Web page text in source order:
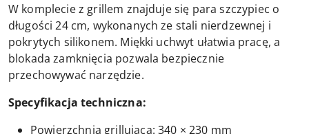
W komplecie z grillem znajduje się para szczypiec o
długości 24 cm, wykonanych ze stali nierdzewnej i
pokrytych silikonem. Miękki uchwyt ułatwia pracę, a
blokada zamknięcia pozwala bezpiecznie
przechowywać narzędzie.
Specyfikacja techniczna:
Powierzchnia grillująca: 340 × 230 mm